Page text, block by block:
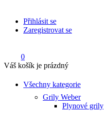
Přihlásit se
Zaregistrovat se
0
Váš košík je prázdný
Všechny kategorie
Grily Weber
Plynové grily